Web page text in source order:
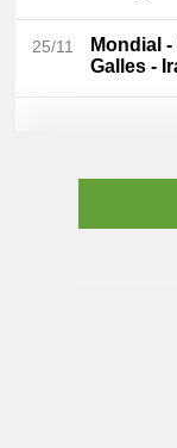
25/11 Mondial
Galles -